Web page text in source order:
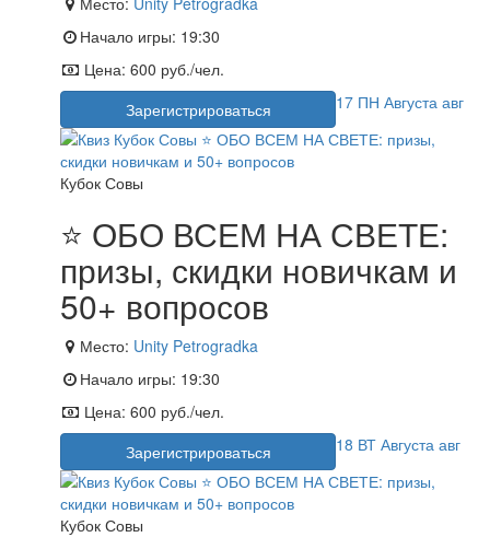
Начало игры: 19:30
Цена: 600 руб./чел.
Зарегистрироваться
17 ПН Августа авг
Кубок Совы
⭐ ОБО ВСЕМ НА СВЕТЕ:
призы, скидки новичкам и
50+ вопросов
Место: Unity Petrogradka
Начало игры: 19:30
Цена: 600 руб./чел.
Зарегистрироваться
18 ВТ Августа авг
Кубок Совы